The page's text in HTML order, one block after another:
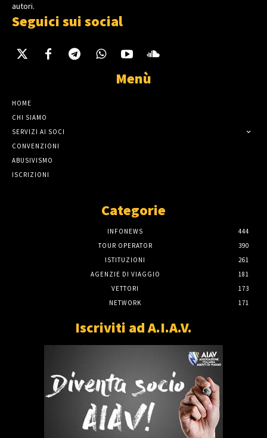
autori.
Seguici sui social
Menù
HOME
CHI SIAMO
SERVIZI AI SOCI
CONVENZIONI
ABUSIVISMO
ISCRIZIONI
Categorie
INFONEWS
444
TOUR OPERATOR
390
ISTITUZIONI
261
AGENZIE DI VIAGGIO
181
VETTORI
173
NETWORK
171
Iscriviti ad A.I.A.V.